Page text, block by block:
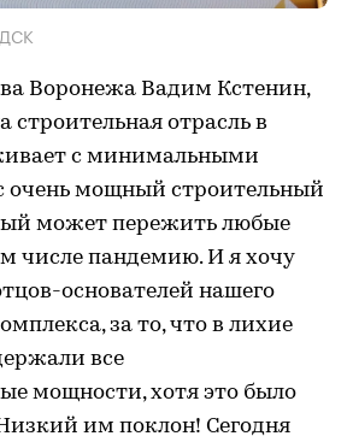
Воронежа Вадим Кстенин,
строительная отрасль в
с минимальными
очень мощный строительный
может пережить любые
числе пандемию. И я хочу
основателей нашего
за то, что в лихие
все
мощности, хотя это было
им поклон! Сегодня